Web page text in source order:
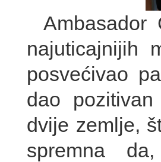
najuticajnijih
posvećivao
dao
dvije zemlje,
spremna